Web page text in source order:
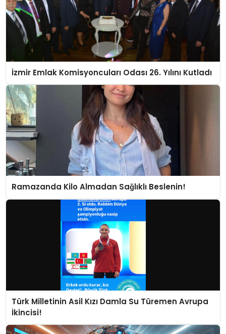
İzmir Emlak Komisyoncuları Odası 26. Yılını Kutladı
Ramazanda Kilo Almadan Sağlıklı Beslenin!
Türk Milletinin Asil Kızı Damla Su Türemen Avrupa
İkincisi!